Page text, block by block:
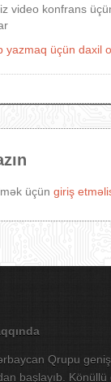
video konfrans
yazmaq üçün daxil
üçün giriş
Qrupu
başlayıb.